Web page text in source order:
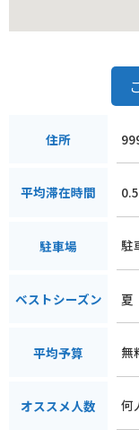
住所
平均滞在時間
駐車場 駐
ベストシーズン 夏
平均予算 無
オススメ人数 何